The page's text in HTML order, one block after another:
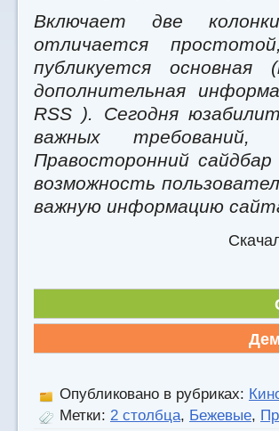
Включает две
отличается
публикуется
дополнительная
RSS ). Сегодня
важных требований,
Правосторонний
возможность
важную информацию
Опубликовано в рубриках:
Метки: 2 столбца, Бежевые,